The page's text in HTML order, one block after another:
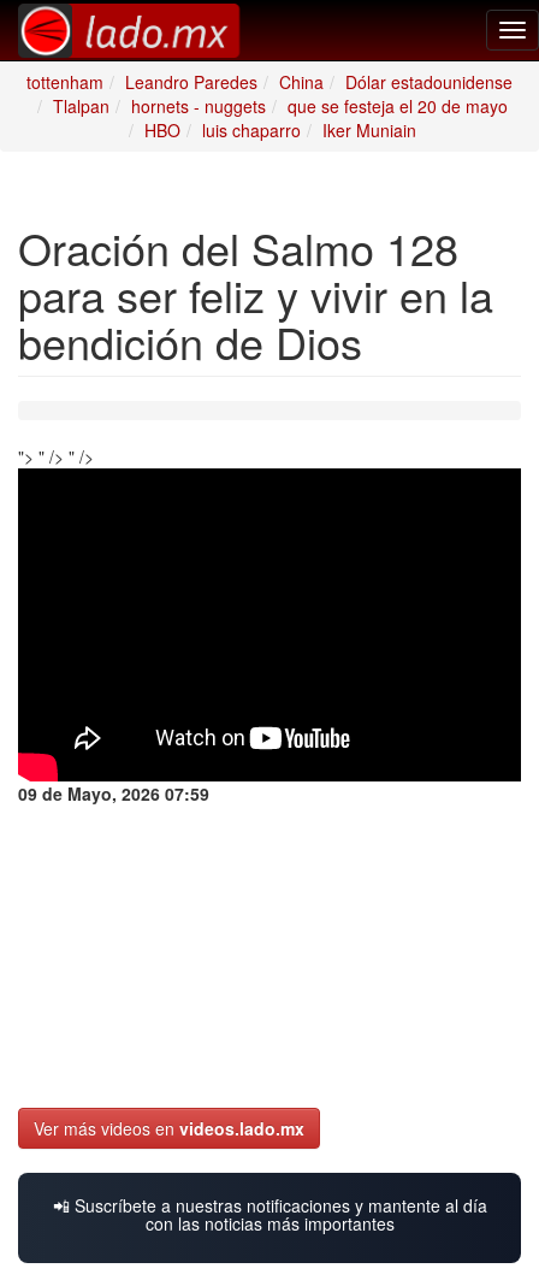
tottenham
Leandro Paredes China
Dólar estadounidense
Tlalpan
hornets - nuggets
que se festeja el 20 de mayo
HBO
luis chaparro Iker Muniain
Oración del Salmo 128
para ser feliz y vivir en la
bendición de Dios
"> " /> " />
09 de Mayo, 2026 07:59
Ver más videos en videos.lado.mx
📲 Suscríbete a nuestras notificaciones y mantente al día
con las noticias más importantes